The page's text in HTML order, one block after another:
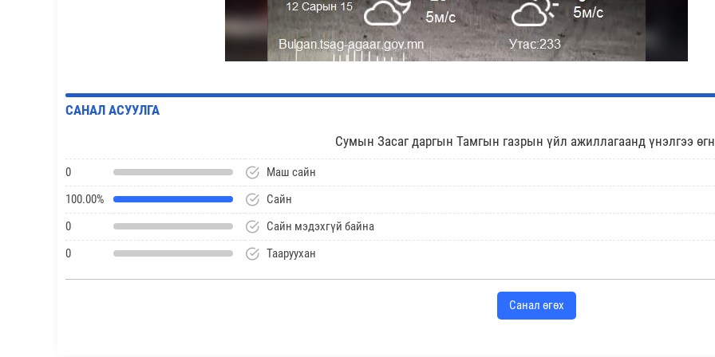
САНАЛ АСУУЛГА
Сумын Засаг даргын Тамгын газрын үйл ажиллагаанд үнэлгээ
0
Маш сайн
100.00%
Сайн
0
Сайн мэдэхгүй байна
0
Тааруухан
Санал өгөх